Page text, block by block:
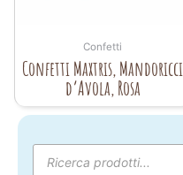
Confetti
Confetti Maxtris, Mandoricci
d’Avola, Rosa
Products
search